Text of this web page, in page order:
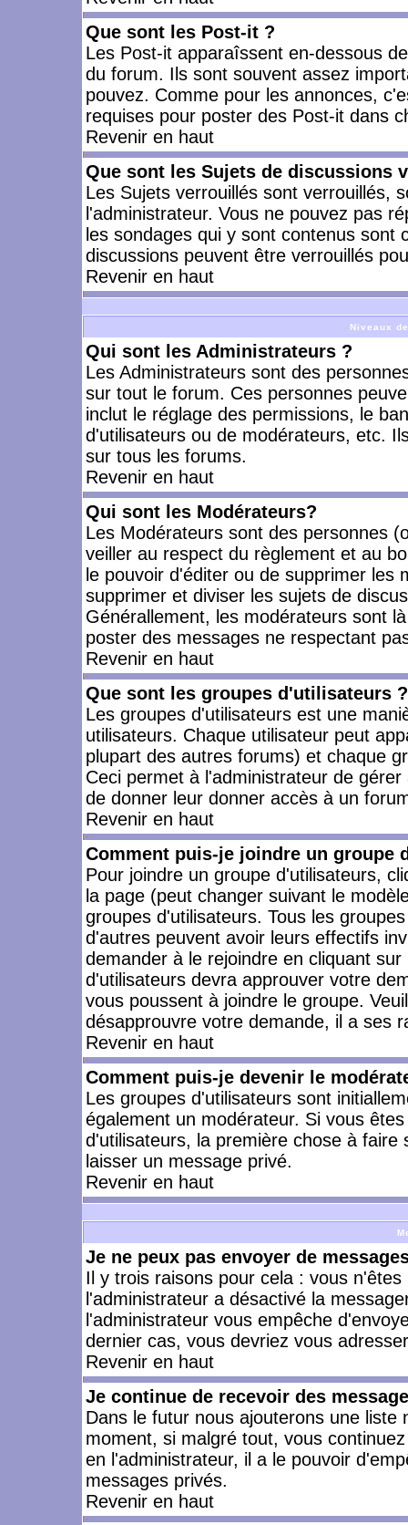
Que sont les Post-it ?
Les Post-it apparaîssent en-dessous
du forum. Ils sont souvent assez
pouvez. Comme pour les annonces,
requises pour poster des Post-it dans
Revenir en haut
Que sont les Sujets de discussions
Les Sujets verrouillés sont verrouillés,
l'administrateur. Vous ne pouvez pas
les sondages qui y sont contenus
discussions peuvent être verrouillés
Revenir en haut
Niveaux
Qui sont les Administrateurs ?
Les Administrateurs sont des
sur tout le forum. Ces personnes
inclut le réglage des permissions, le
d'utilisateurs ou de modérateurs, etc.
sur tous les forums.
Revenir en haut
Qui sont les Modérateurs?
Les Modérateurs sont des personnes
veiller au respect du règlement et au
le pouvoir d'éditer ou de supprimer les
supprimer et diviser les sujets de
Générallement, les modérateurs sont
poster des messages ne respectant
Revenir en haut
Que sont les groupes d'utilisateurs ?
Les groupes d'utilisateurs est une
utilisateurs. Chaque utilisateur peut
plupart des autres forums) et chaque
Ceci permet à l'administrateur de
de donner leur donner accès à un
Revenir en haut
Comment puis-je joindre un groupe
Pour joindre un groupe d'utilisateurs,
la page (peut changer suivant le
groupes d'utilisateurs. Tous les
d'autres peuvent avoir leurs effectifs
demander à le rejoindre en cliquant
d'utilisateurs devra approuver votre
vous poussent à joindre le groupe.
désapprouvre votre demande, il a ses
Revenir en haut
Comment puis-je devenir le
Les groupes d'utilisateurs sont
également un modérateur. Si vous
d'utilisateurs, la première chose à
laisser un message privé.
Revenir en haut
Je ne peux pas envoyer de
Il y trois raisons pour cela : vous
l'administrateur a désactivé la
l'administrateur vous empêche
dernier cas, vous devriez vous
Revenir en haut
Je continue de recevoir des
Dans le futur nous ajouterons une
moment, si malgré tout, vous
en l'administrateur, il a le pouvoir
messages privés.
Revenir en haut